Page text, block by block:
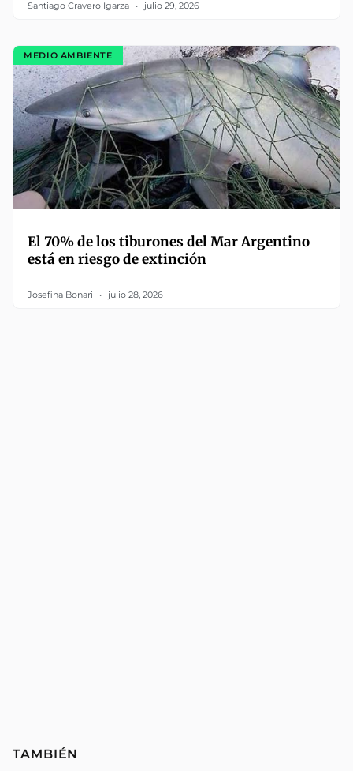
Santiago Cravero Igarza julio 29, 2026
MEDIO AMBIENTE
El 70% de los tiburones del Mar Argentino
está en riesgo de extinción
Josefina Bonari julio 28, 2026
TAMBIÉN